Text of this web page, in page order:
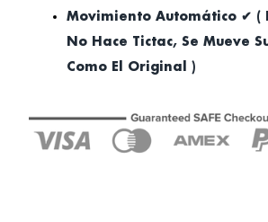
Movimiento Automático ✔ (
No Hace Tictac, Se Mueve
Como El Original )